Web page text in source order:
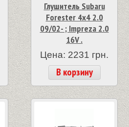
Глушитель Subaru
Forester 4x4 2.0
09/02- ; Impreza 2.0
16V .
Цена: 2231 грн.
В корзину